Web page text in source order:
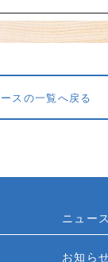
スの一覧へ戻る
ニュース
お知ら